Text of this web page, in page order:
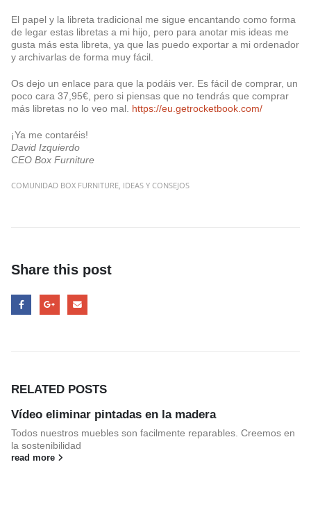
El papel y la libreta tradicional me sigue encantando como forma
de legar estas libretas a mi hijo, pero para anotar mis ideas me
gusta más esta libreta, ya que las puedo exportar a mi ordenador
y archivarlas de forma muy fácil.
Os dejo un enlace para que la podáis ver. Es fácil de comprar, un
poco cara 37,95€, pero si piensas que no tendrás que comprar
más libretas no lo veo mal. https://eu.getrocketbook.com/
¡Ya me contaréis!
David Izquierdo
CEO Box Furniture
COMUNIDAD BOX FURNITURE, IDEAS Y CONSEJOS
Share this post
RELATED POSTS
Vídeo eliminar pintadas en la madera
Todos nuestros muebles son facilmente reparables. Creemos en
la sostenibilidad
read more
Mi lista de deseos
Formas de pago
Preguntas y Respuestas
Instrucciones de Montaje